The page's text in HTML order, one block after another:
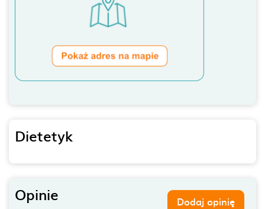
Dietetyk
Opinie Dodaj opinię